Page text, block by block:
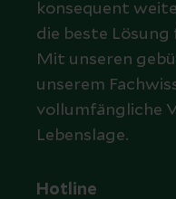
konsequent
die beste
Mit unseren
unserem
vollumfängliche
Lebenslage.
Hotline